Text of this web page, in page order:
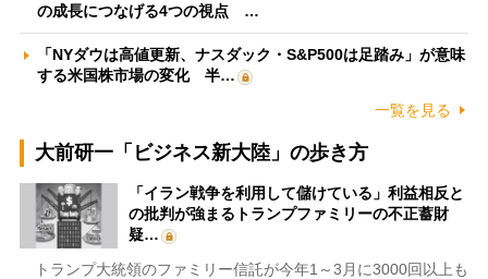
の成長につなげる4つの視点 …
「NYダウは高値更新、ナスダック・S&P500は足踏み」が意味
する米国株市場の変化 半…
一覧を見る
大前研一「ビジネス新大陸」の歩き方
「イラン戦争を利用して儲けている」利益相反と
の批判が強まるトランプファミリーの不正蓄財
疑…
トランプ大統領のファミリー信託が今年1～3月に3000回以上も